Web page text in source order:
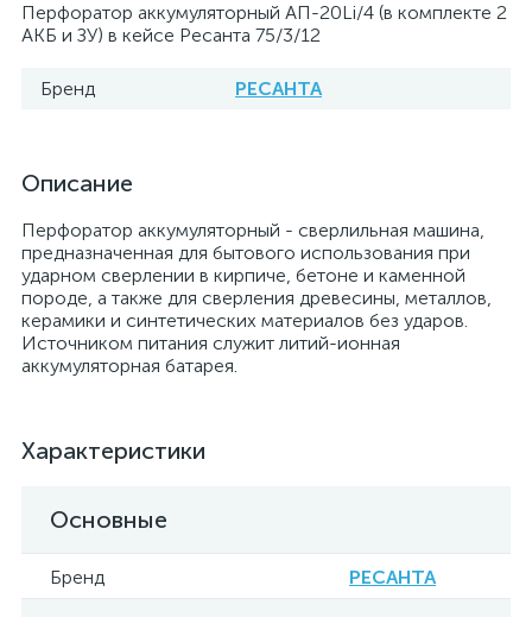
Перфоратор аккумуляторный АП-20Li/4 (в комплекте 2
АКБ и ЗУ) в кейсе Ресанта 75/3/12
Бренд РЕСАНТА
Описание
Перфоратор аккумуляторный - сверлильная машина,
предназначенная для бытового использования при
ударном сверлении в кирпиче, бетоне и каменной
породе, а также для сверления древесины, металлов,
керамики и синтетических материалов без ударов.
Источником питания служит литий-ионная
аккумуляторная батарея.
Характеристики
Основные
Бренд РЕСАНТА